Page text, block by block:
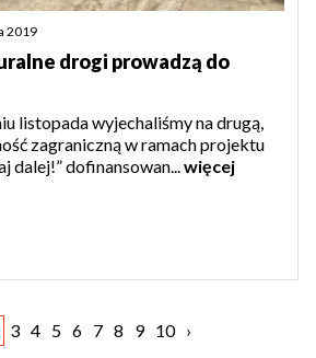
2019
drogi prowadzą do
listopada wyjechaliśmy na drugą,
zagraniczną w ramach projektu
dalej!” dofinansowan... więcej
3 4 5 6 7 8 9 10 ›